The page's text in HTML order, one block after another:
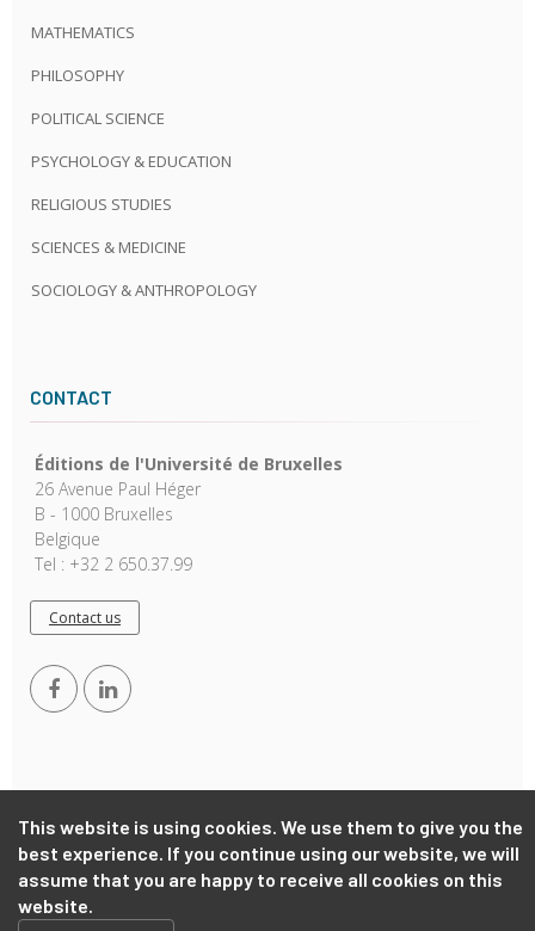
This website is using cookies. We use them to give you the
best experience. If you continue using our website, we will
assume that you are happy to receive all cookies on this
website.
MATHEMATICS
PHILOSOPHY
POLITICAL SCIENCE
PSYCHOLOGY & EDUCATION
RELIGIOUS STUDIES
SCIENCES & MEDICINE
SOCIOLOGY & ANTHROPOLOGY
CONTACT
Éditions de l'Université de Bruxelles
26 Avenue Paul Héger
B - 1000 Bruxelles
Belgique
Tel : +32 2 650.37.99
Contact us
Copyright © 2026, EUB. Powered by GiantChair. All Rights
Reserved